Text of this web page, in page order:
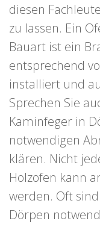
diesen
zu lassen. Ein
Bauart ist ein
entsprechend
installiert und
Sprechen Sie
Kaminfeger in
notwendigen
klären. Nicht
Holzofen kann
werden. Oft
Dörpen